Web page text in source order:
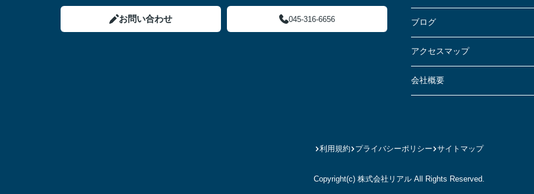
お問い合わせ 045-316-6656 ブログ
アクセスマップ
会社概要
利用規約 プライバシーポリシー サイトマップ
Copyright(c) 株式会社リアル All Rights Reserved.